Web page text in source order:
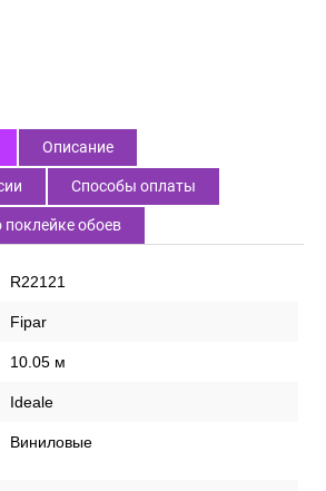
Описание
Способы оплаты
обоев
R22121
Fipar
10.05 м
Ideale
Виниловые